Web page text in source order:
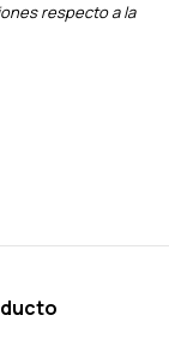
respecto a la